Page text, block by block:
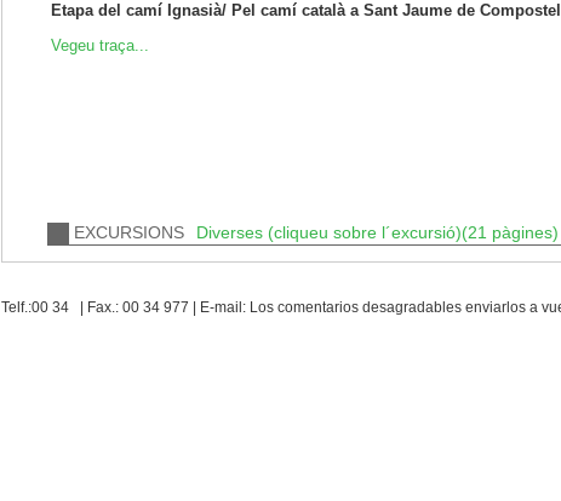
Etapa del camí Ignasià/ Pel camí català a Sant Jaume de
Vegeu traça...
EXCURSIONS Diverses (cliqueu sobre l´excursió)(21 pàgines)
Telf.:00 34 | Fax.: 00 34 977 | E-mail: Los comentarios desagradables enviarlos a